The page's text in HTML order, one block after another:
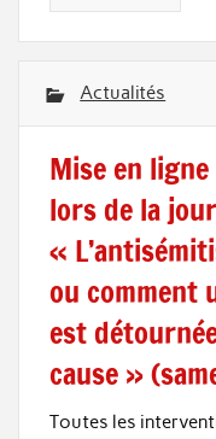
Actualités
Mise en
lors de la
«
ou comment
est
cause »
Toutes les